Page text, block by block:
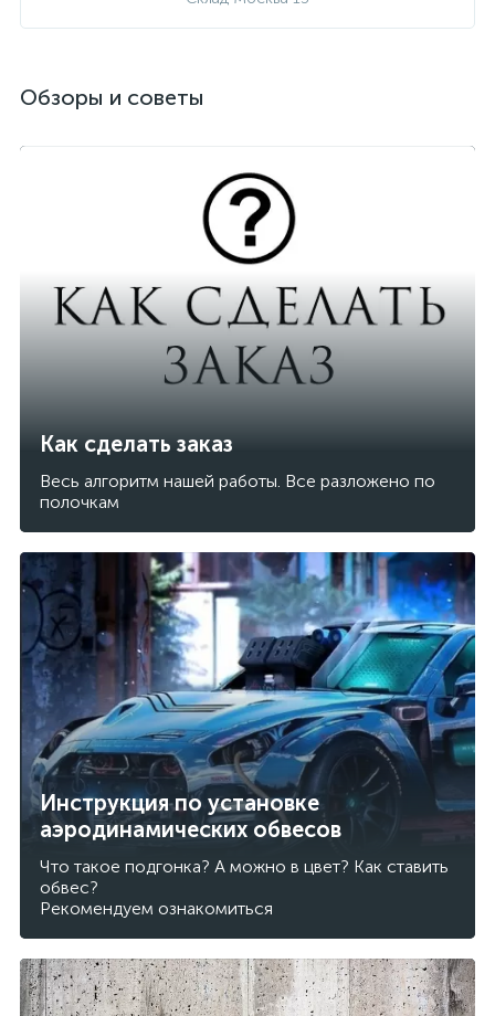
Обзоры и советы
Как сделать заказ
Весь алгоритм нашей работы. Все разложено по
полочкам
Инструкция по установке
аэродинамических обвесов
Что такое подгонка? А можно в цвет? Как ставить
обвес?
Рекомендуем ознакомиться